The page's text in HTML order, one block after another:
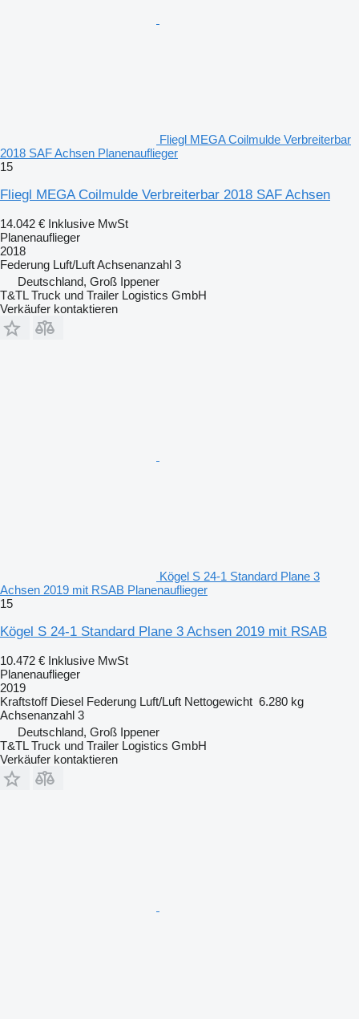
Fliegl MEGA Coilmulde Verbreiterbar
2018 SAF Achsen Planenauflieger
15
Fliegl MEGA Coilmulde Verbreiterbar 2018 SAF Achsen
14.042 € Inklusive MwSt
Planenauflieger
2018
Federung Luft/LuftAchsenanzahl 3
Deutschland, Groß Ippener
T&TL Truck und Trailer Logistics GmbH
Verkäufer kontaktieren
Kögel S 24-1 Standard Plane 3
Achsen 2019 mit RSAB Planenauflieger
15
Kögel S 24-1 Standard Plane 3 Achsen 2019 mit RSAB
10.472 € Inklusive MwSt
Planenauflieger
2019
Kraftstoff Diesel Federung Luft/Luft Nettogewicht 6.280 kg
Achsenanzahl 3
Deutschland, Groß Ippener
T&TL Truck und Trailer Logistics GmbH
Verkäufer kontaktieren